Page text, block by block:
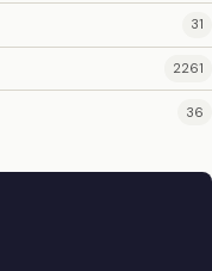
31
2261
36